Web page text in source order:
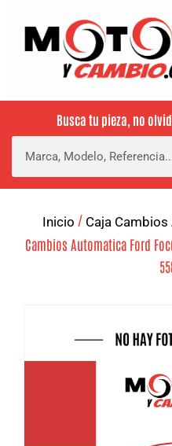
Busca tu pieza, no
Inicio / Caja
Cambios Automatica Ford